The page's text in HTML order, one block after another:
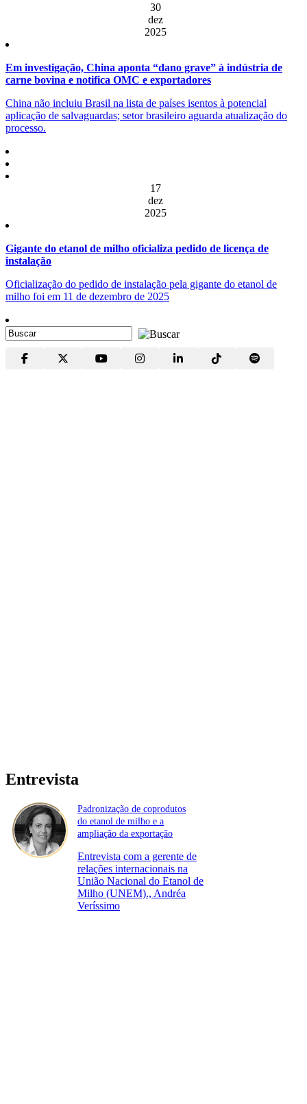
30
dez
2025
Em investigação, China aponta “dano grave” à indústria de
carne bovina e notifica OMC e exportadores
China não incluiu Brasil na lista de países isentos à potencial
aplicação de salvaguardas; setor brasileiro aguarda atualização do
processo.
17
dez
2025
Gigante do etanol de milho oficializa pedido de licença de
instalação
Oficialização do pedido de instalação pela gigante do etanol de
milho foi em 11 de dezembro de 2025
Entrevista
Padronização de coprodutos
do etanol de milho e a
ampliação da exportação
Entrevista com a gerente de
relações internacionais na
União Nacional do Etanol de
Milho (UNEM)., Andréa
Veríssimo